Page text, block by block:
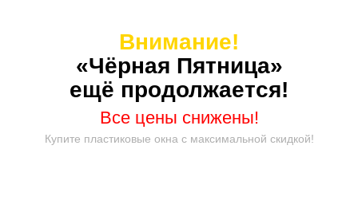
Внимание!
«Чёрная Пятница»
ещё продолжается!
Все цены снижены!
Купите пластиковые окна с максимальной скидкой!